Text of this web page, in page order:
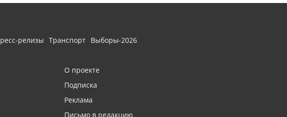
релизы Транспорт Выборы-2026
О проекте
Подписка
Реклама
Письмо в редакцию